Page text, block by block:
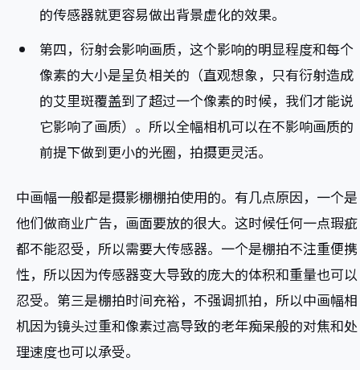
的传感器就更容易做出背景虚化的效果。
第四，衍射会影响画质，这个影响的明显程度和每个
像素的大小是呈负相关的（直观想象，只有衍射造成
的艾里斑覆盖到了超过一个像素的时候，我们才能说
它影响了画质）。所以全幅相机可以在不影响画质的
前提下做到更小的光圈，拍摄更灵活。
中画幅一般都是摄影棚棚拍使用的。有几点原因，一个是
他们做商业广告，画面要放的很大。这时候任何一点瑕疵
都不能忍受，所以需要大传感器。一个是棚拍不注重便携
性，所以因为传感器变大导致的庞大的体积和重量也可以
忍受。第三是棚拍时间充裕，不强调抓拍，所以中画幅相
机因为镜头过重和像素过高导致的老年痴呆般的对焦和处
理速度也可以承受。